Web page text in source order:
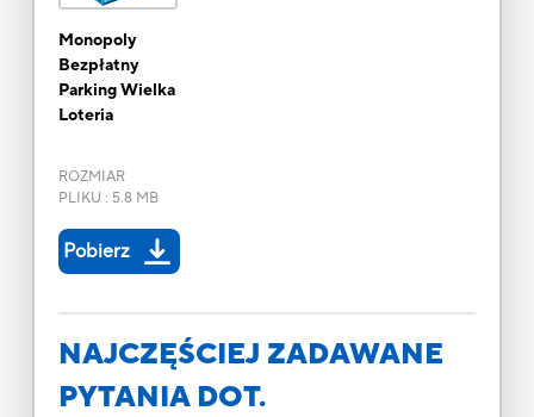
Monopoly
Bezpłatny
Parking Wielka
Loteria
ROZMIAR
PLIKU : 5.8 MB
Pobierz
NAJCZĘŚCIEJ ZADAWANE
PYTANIA DOT.